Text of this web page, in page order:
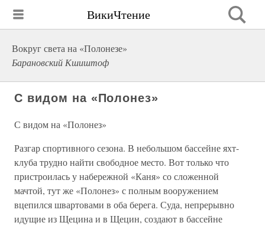
ВикиЧтение
Вокруг света на «Полонезе»
Барановский Кшиштоф
С видом на «Полонез»
С видом на «Полонез»
Разгар спортивного сезона. В небольшом бассейне яхт-
клуба трудно найти свободное место. Вот только что
пристроилась у набережной «Каня» со сложенной
мачтой, тут же «Полонез» с полным вооружением
вцепился швартовами в оба берега. Суда, непрерывно
идущие из Щецина и в Щецин, создают в бассейне